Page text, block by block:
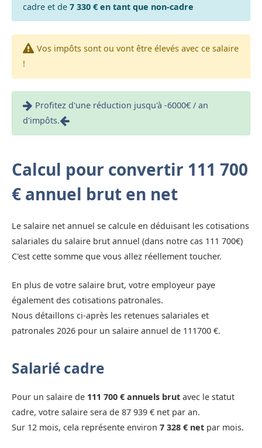
cadre et de 7 330 € en tant que non-cadre
Vos impôts sont ou vont être élevés avec ce salaire
!
Profitez d'une réduction jusqu'à -6000€ / an
d'impôts.
Calcul pour convertir 111 700
€ annuel brut en net
Le salaire net annuel se calcule en déduisant les cotisations
salariales du salaire brut annuel (dans notre cas 111 700€)
C'est cette somme que vous allez réellement toucher.
En plus de votre salaire brut, votre employeur paye
également des cotisations patronales.
Nous détaillons ci-après les retenues salariales et
patronales 2026 pour un salaire annuel de 111700 €.
Salarié cadre
Pour un salaire de 111 700 € annuels brut avec le statut
cadre, votre salaire sera de 87 939 € net par an.
Sur 12 mois, cela représente environ 7 328 € net par mois.